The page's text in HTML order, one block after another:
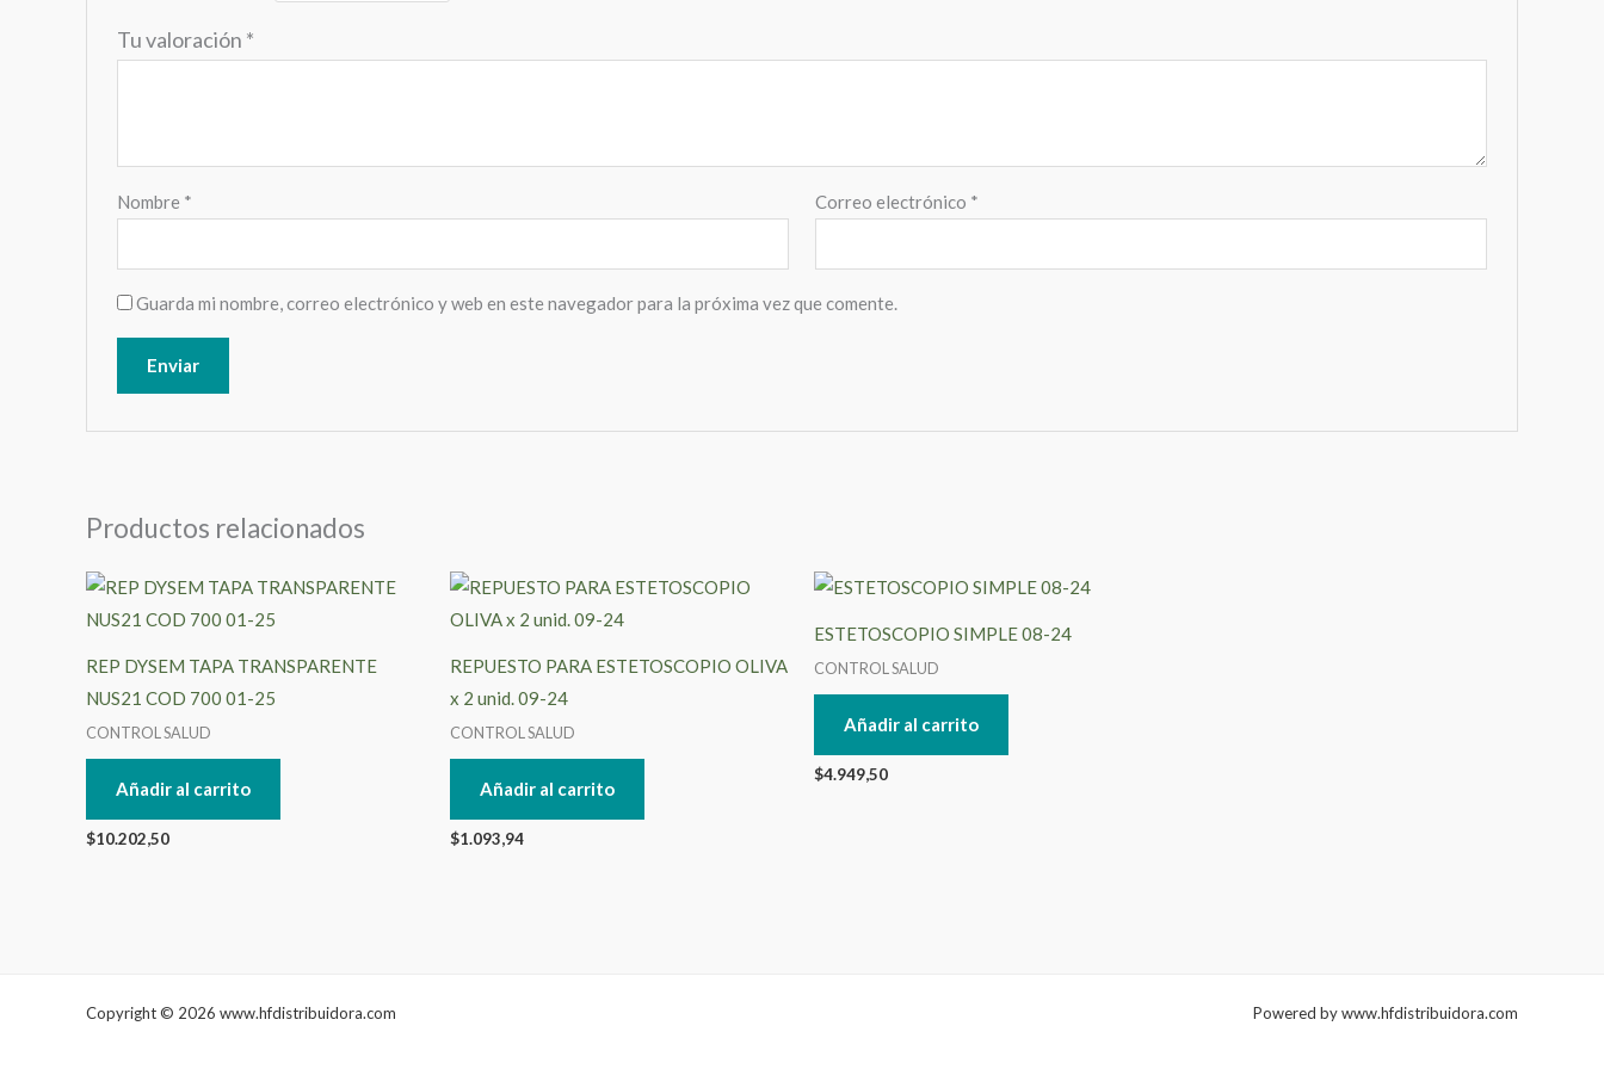
Tu valoración *
Nombre * Correo electrónico *
Guarda mi nombre, correo electrónico y web en este navegador para la próxima vez que comente.
Productos relacionados
REP DYSEM TAPA TRANSPARENTE
NUS21 COD 700 01-25
CONTROL SALUD
Añadir al carrito
$10.202,50
REPUESTO PARA ESTETOSCOPIO OLIVA
x 2 unid. 09-24
CONTROL SALUD
Añadir al carrito
$1.093,94
ESTETOSCOPIO SIMPLE 08-24
CONTROL SALUD
Añadir al carrito
$4.949,50
Copyright © 2026 www.hfdistribuidora.com Powered by www.hfdistribuidora.com